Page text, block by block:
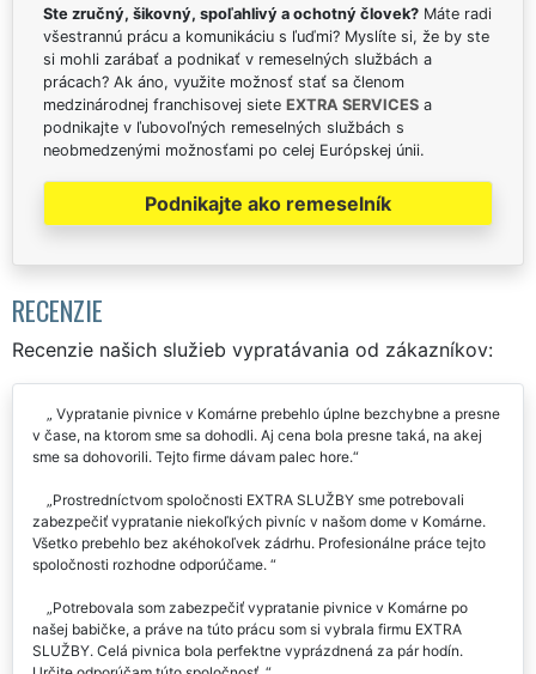
Ste zručný, šikovný, spoľahlivý a ochotný človek? Máte radi
všestrannú prácu a komunikáciu s ľuďmi? Myslíte si, že by ste
si mohli zarábať a podnikať v remeselných službách a
prácach? Ak áno, využite možnosť stať sa členom
medzinárodnej franchisovej siete EXTRA SERVICES a
podnikajte v ľubovoľných remeselných službách s
neobmedzenými možnosťami po celej Európskej únii.
Podnikajte ako remeselník
RECENZIE
Recenzie našich služieb vypratávania od zákazníkov:
Vypratanie pivnice v Komárne prebehlo úplne bezchybne a presne
v čase, na ktorom sme sa dohodli. Aj cena bola presne taká, na akej
sme sa dohovorili. Tejto firme dávam palec hore.
Prostredníctvom spoločnosti EXTRA SLUŽBY sme potrebovali
zabezpečiť vypratanie niekoľkých pivníc v našom dome v Komárne.
Všetko prebehlo bez akéhokoľvek zádrhu. Profesionálne práce tejto
spoločnosti rozhodne odporúčame.
Potrebovala som zabezpečiť vypratanie pivnice v Komárne po
našej babičke, a práve na túto prácu som si vybrala firmu EXTRA
SLUŽBY. Celá pivnica bola perfektne vyprázdnená za pár hodín.